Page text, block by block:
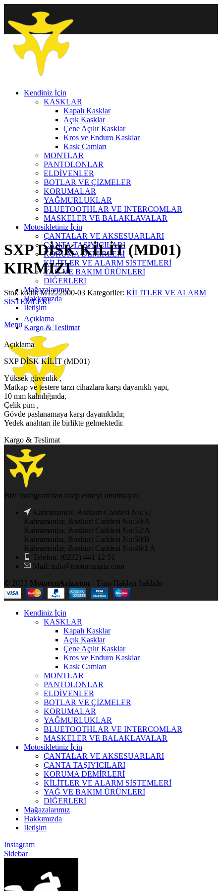
Kendiniz İçin
KASKLAR
Kapalı Kasklar
Açık Kasklar
Çene Açılır Kasklar
Kros ve Enduro Kasklar
Kask Camları
MONTLAR
PANTOLONLAR
ELDİVENLER
BOTLAR VE ÇİZMELER
KORUMALAR
YAĞMURLUKLAR
BLUETOOTHLAR VE INTERCOMLAR
MASKELER VE BALAKLAVALAR
Motosikletiniz İçin
ÇANTALAR VE AKSESUARLARI
ÇANTA TAŞIYICILARI
KORUMA DEMİRLERİ
KİLİTLER VE ALARM SİSTEMLERİ
YAĞ VE BAKIM ÜRÜNLERİ
DİĞERLERİ
Mağazalarımız
Hakkımızda
İletişim
Menu
Click to enlarge
SXP DİSK KİLİT (MD01)
KIRMIZI
Stok kodu:M1222900-03 Kategoriler: KİLİTLER VE ALARM
SİSTEMLERİ
Açıklama
Kargo & Teslimat
Açıklama
SXP DİSK KİLİT (MD01)
Yüksek güvenlik ,
Matkap ve testere tarzı cihazlara karşı dayanıklı yapı,
10 mm kalınlığında,
Çelik pim ,
Gövde paslanamaya karşı dayanıklıdır,
Yedek anahtarı ile birlikte gelmektedir.
Kargo & Teslimat
Bizi Instagram'dan takip etmeyi unutmayın!
Kahramanlar, Bozkurt Caddesi No:52
Kahramanlar, Bozkurt Caddesi No:50/A
Kahramanlar, Bozkurt Caddesi No:52/A
Kahramanlar, Bozkurt Caddesi No:50/B
Kahramanlar, Bozkurt Caddesi No:46/1 A
Telefon: (0232) 441 12 51
Mail: info@motorcuaziz.com
© 2023 MotorcuAziz.com - Tüm Hakları Saklıdır
Kendiniz İçin
KASKLAR
Kapalı Kasklar
Açık Kasklar
Çene Açılır Kasklar
Kros ve Enduro Kasklar
Kask Camları
MONTLAR
PANTOLONLAR
ELDİVENLER
BOTLAR VE ÇİZMELER
KORUMALAR
YAĞMURLUKLAR
BLUETOOTHLAR VE INTERCOMLAR
MASKELER VE BALAKLAVALAR
Motosikletiniz İçin
ÇANTALAR VE AKSESUARLARI
ÇANTA TAŞIYICILARI
KORUMA DEMİRLERİ
KİLİTLER VE ALARM SİSTEMLERİ
YAĞ VE BAKIM ÜRÜNLERİ
DİĞERLERİ
Mağazalarımız
Hakkımızda
İletişim
Instagram
Sidebar